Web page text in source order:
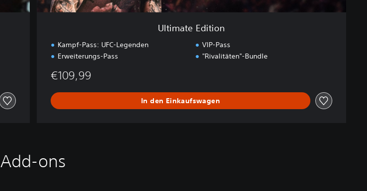
Ultimate Edition
Kampf-Pass: UFC-Legenden
Erweiterungs-Pass
VIP-Pass
"Rivalitäten"-Bundle
€109,99
In den Einkaufswagen
Add-ons